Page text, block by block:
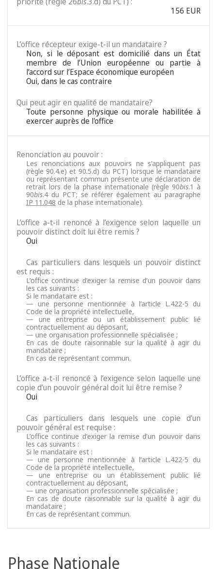
156 EUR
L’office récepteur exige-t-il un mandataire ?
Non, si le déposant est domicilié dans un État
membre de l’Union européenne ou partie à
l’accord sur l’Espace économique européen
Oui, dans le cas contraire
Qui peut agir en qualité de mandataire?
Toute personne physique ou morale habilitée à
exercer auprès de l'office
Renonciation au pouvoir :
Les renonciations aux pouvoirs ne s’appliquent pas
(règle 90.4.e) et 90.5.d) du PCT) lorsque le mandataire
ou représentant commun présente une déclaration de
retrait lors de la phase internationale (règle 90bis.1 à
90bis.4 du PCT; se référer également au paragraphe
IP 11.048 de la phase internationale).
L’office a-t-il renoncé à l’exigence selon laquelle un
pouvoir distinct doit lui être remis ?
Oui
Cas particuliers dans lesquels un pouvoir distinct
est requis :
L’office continue d’exiger la remise d’un pouvoir dans
les cas suivants :
Si le mandataire est :
— une personne mentionnée à l’article L.422-5 du
Code de la propriété intellectuelle,
— une entreprise ou un établissement public lié
contractuellement au déposant,
— une organisation professionnelle spécialisée ;
En cas de doute raisonnable sur la qualité à agir du
mandataire ;
En cas de représentant commun.
L’office a-t-il renoncé à l’exigence selon laquelle une
copie d’un pouvoir général doit lui être remise ?
Oui
Cas particuliers dans lesquels une copie d’un
pouvoir général est requise :
L’office continue d’exiger la remise d’un pouvoir dans
les cas suivants :
Si le mandataire est :
— une personne mentionnée à l’article L.422-5 du
Code de la propriété intellectuelle,
— une entreprise ou un établissement public lié
contractuellement au déposant,
— une organisation professionnelle spécialisée ;
En cas de doute raisonnable sur la qualité à agir du
mandataire ;
En cas de représentant commun.
Phase Nationale